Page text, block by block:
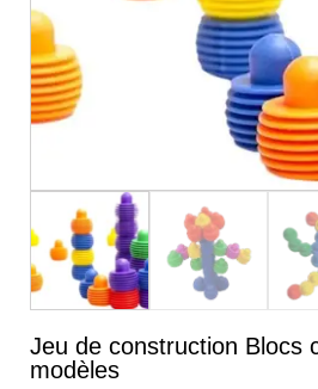
Jeu de construction Blocs
modèles